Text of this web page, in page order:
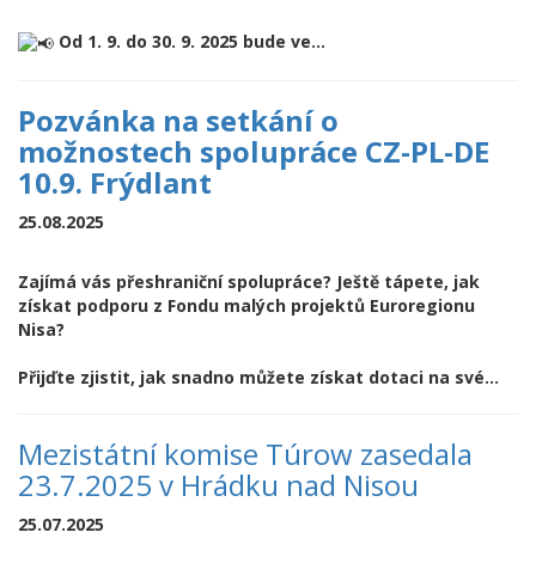
Od 1. 9. do 30. 9. 2025 bude ve...
Pozvánka na setkání o
možnostech spolupráce CZ-PL-DE
10.9. Frýdlant
25.08.2025
Zajímá vás přeshraniční spolupráce? Ještě tápete, jak
získat podporu z Fondu malých projektů Euroregionu
Nisa?
Přijďte zjistit, jak snadno můžete získat dotaci na své...
Mezistátní komise Túrow zasedala
23.7.2025 v Hrádku nad Nisou
25.07.2025